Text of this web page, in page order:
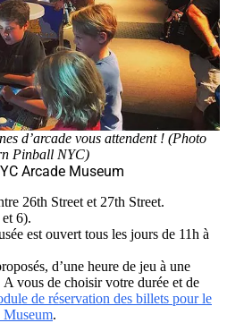
d’arcade vous attendent ! (Photo
Pinball NYC)
Arcade Museum
26th Street et 27th Street.
6).
est ouvert tous les jours de 11h à
d’une heure de jeu à une
vous de choisir votre durée et de
de réservation des billets pour le
.